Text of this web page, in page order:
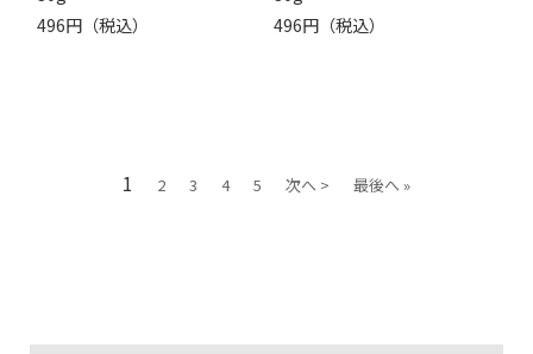
496円（税込）
496円（税込）
1 2 3 4 5 次へ > 最後へ »